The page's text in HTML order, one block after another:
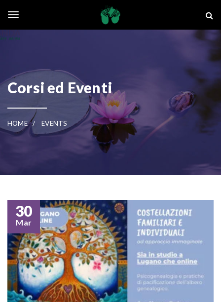
Corsi ed Eventi
HOME EVENTS
30
Mar